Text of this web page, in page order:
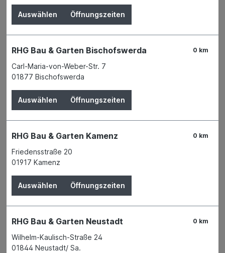
Der Preis wird erst nach Wahl einer Filiale
angezeigt.
Zum Merkzettel hinzufügen
Verfügbarkeit
Verfügbar in 5 Filialen Filiale auswählen
Name
EUROBAUSTOFF Handelsgesellschaft
Anschrift
Telefon
+49 721 9728-0
E-Mail
info@eurobaustoff.de
Beschreibung
Auswählen Öffnungszeiten
0 km
RHG Bau & Garten Bischofswerda
Carl-Maria-von-Weber-Str. 7
01877 Bischofswerda
Auswählen Öffnungszeiten
0 km
RHG Bau & Garten Kamenz
Friedensstraße 20
01917 Kamenz
Auswählen Öffnungszeiten
0 km
RHG Bau & Garten Neustadt
Wilhelm-Kaulisch-Straße 24
01844 Neustadt/ Sa.